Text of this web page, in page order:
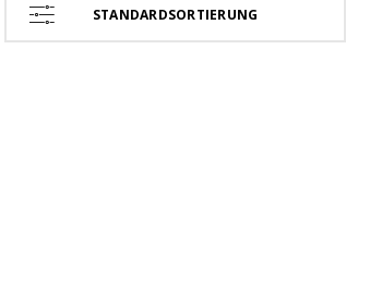
STANDARDSORTIERUNG